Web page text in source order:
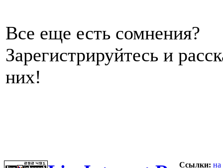
Все еще есть сомнения?
Зарегистрируйтесь и
них!
Ссылки: на